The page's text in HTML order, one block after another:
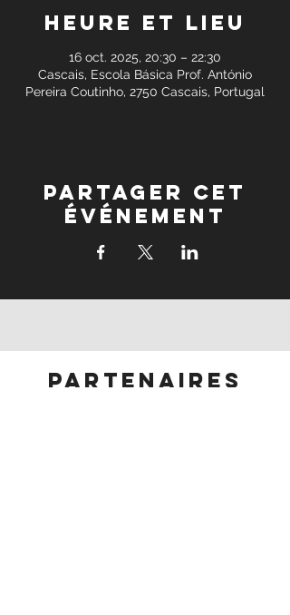
Heure et lieu
16 oct. 2025, 20:30 – 22:30
Cascais, Escola Básica Prof. António
Pereira Coutinho, 2750 Cascais, Portugal
Partager cet
événement
partenaires